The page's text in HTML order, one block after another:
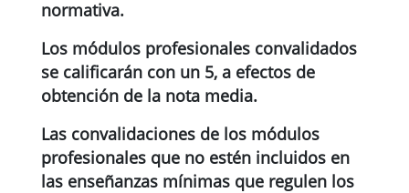
normativa.
Los módulos profesionales convalidados
se calificarán con un 5, a efectos de
obtención de la nota media.
Las convalidaciones de los módulos
profesionales que no estén incluidos en
las enseñanzas mínimas que regulen los